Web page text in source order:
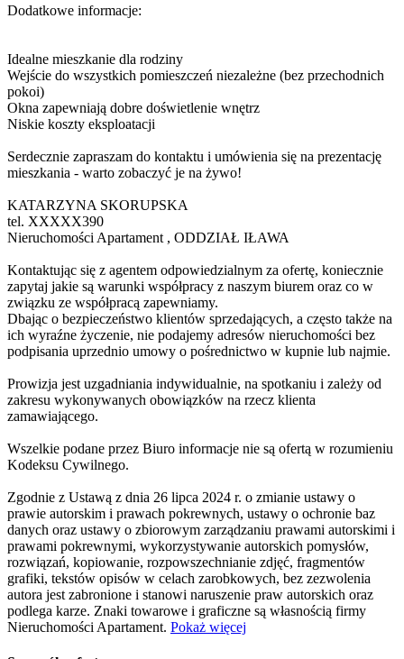
Dodatkowe informacje:
Idealne mieszkanie dla rodziny
Wejście do wszystkich pomieszczeń niezależne (bez przechodnich
pokoi)
Okna zapewniają dobre doświetlenie wnętrz
Niskie koszty eksploatacji
Serdecznie zapraszam do kontaktu i umówienia się na prezentację
mieszkania - warto zobaczyć je na żywo!
KATARZYNA SKORUPSKA
tel. XXXXX390
Nieruchomości Apartament , ODDZIAŁ IŁAWA
Kontaktując się z agentem odpowiedzialnym za ofertę, koniecznie
zapytaj jakie są warunki współpracy z naszym biurem oraz co w
związku ze współpracą zapewniamy.
Dbając o bezpieczeństwo klientów sprzedających, a często także na
ich wyraźne życzenie, nie podajemy adresów nieruchomości bez
podpisania uprzednio umowy o pośrednictwo w kupnie lub najmie.
Prowizja jest uzgadniania indywidualnie, na spotkaniu i zależy od
zakresu wykonywanych obowiązków na rzecz klienta
zamawiającego.
Wszelkie podane przez Biuro informacje nie są ofertą w rozumieniu
Kodeksu Cywilnego.
Zgodnie z Ustawą z dnia 26 lipca 2024 r. o zmianie ustawy o
prawie autorskim i prawach pokrewnych, ustawy o ochronie baz
danych oraz ustawy o zbiorowym zarządzaniu prawami autorskimi i
prawami pokrewnymi, wykorzystywanie autorskich pomysłów,
rozwiązań, kopiowanie, rozpowszechnianie zdjęć, fragmentów
grafiki, tekstów opisów w celach zarobkowych, bez zezwolenia
autora jest zabronione i stanowi naruszenie praw autorskich oraz
podlega karze. Znaki towarowe i graficzne są własnością firmy
Nieruchomości Apartament. Pokaż więcej